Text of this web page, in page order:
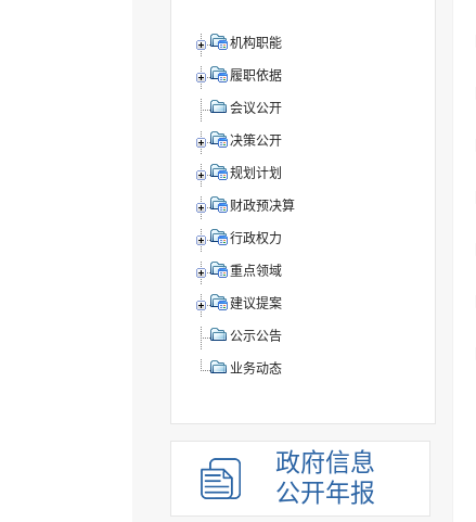
机构职能
履职依据
会议公开
决策公开
规划计划
财政预决算
行政权力
重点领域
建议提案
公示公告
业务动态
政府信息
公开年报